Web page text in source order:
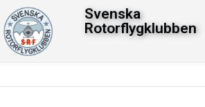
Svenska
Rotorflygklubben